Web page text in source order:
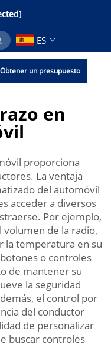
ES
Obtener un presupuesto
en
proporciona
La ventaja
del automóvil
acceder a diversos
Por ejemplo,
de la radio,
la temperatura en su
o controles
de mantener su
la seguridad
el control por
del conductor
de personalizar
buscar controles